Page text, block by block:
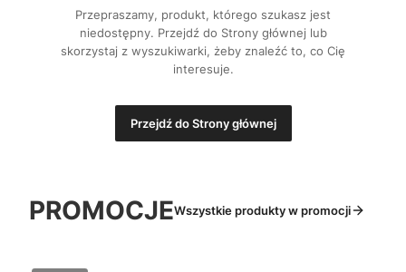
Przepraszamy, produkt, którego szukasz jest
niedostępny. Przejdź do Strony głównej lub
skorzystaj z wyszukiwarki, żeby znaleźć to, co Cię
interesuje.
Przejdź do Strony głównej
PROMOCJEWszystkie produkty w promocji